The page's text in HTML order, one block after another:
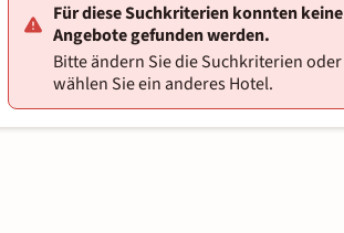
Für diese Suchkriterien konnten keine
Angebote gefunden werden.
Bitte ändern Sie die Suchkriterien oder
wählen Sie ein anderes Hotel.